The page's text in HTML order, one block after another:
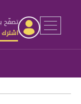
تصفّح
اشترك